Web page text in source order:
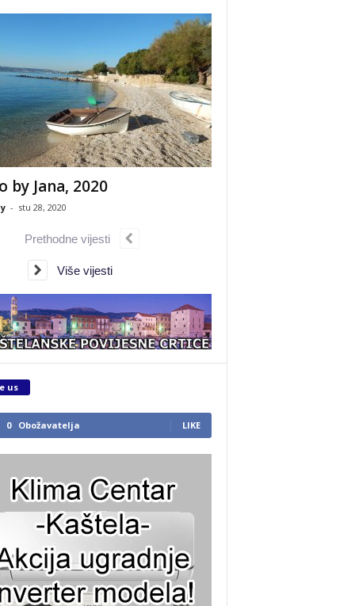
by Jana, 2020
- stu 28, 2020
Prethodne vijesti
Više vijesti
us
0 Obožavatelja LIKE